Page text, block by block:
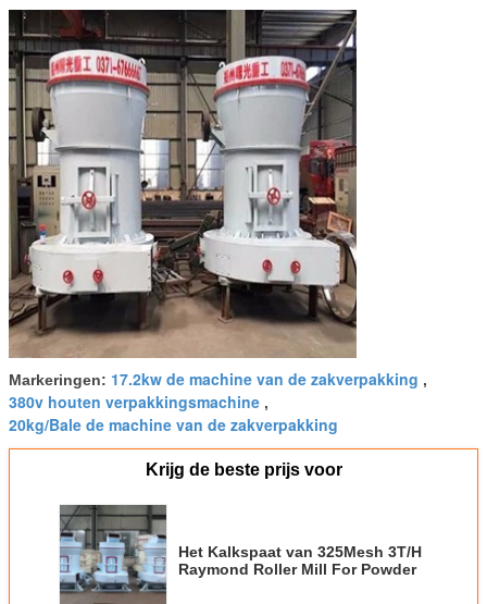
Markeringen: 17.2kw de machine van de zakverpakking ,
380v houten verpakkingsmachine ,
20kg/Bale de machine van de zakverpakking
Krijg de beste prijs voor
Het Kalkspaat van 325Mesh 3T/H
Raymond Roller Mill For Powder